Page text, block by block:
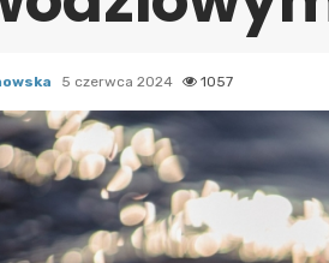
5 czerwca 2024 1057